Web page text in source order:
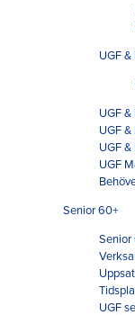
UGF
UGF
UGF &
UGF
UGF
Senior 60+
Senior
UGF